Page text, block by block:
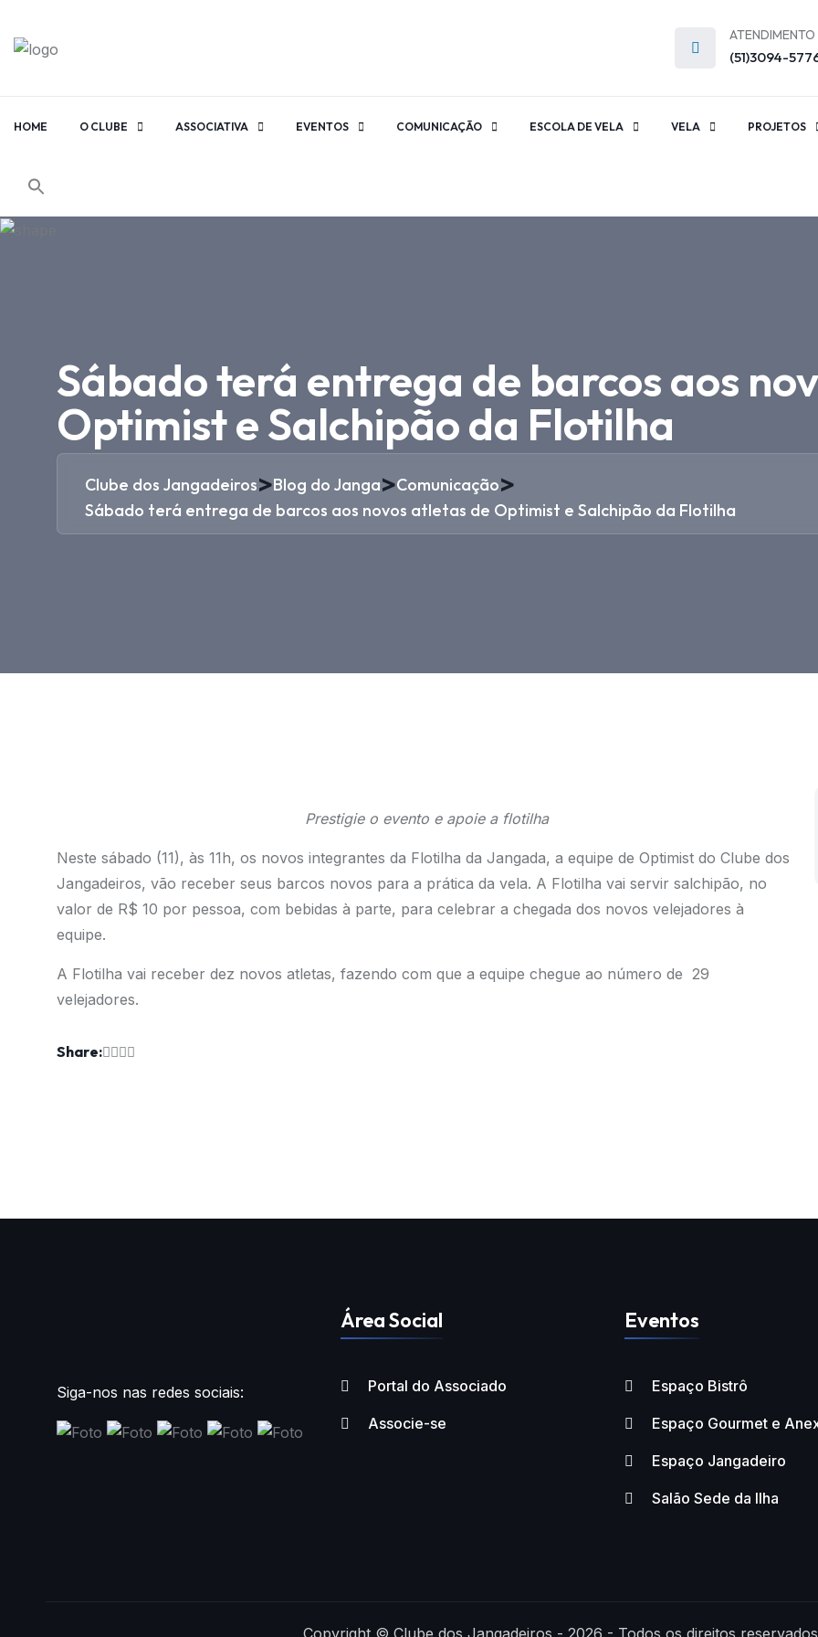
ATENDIMENTO
(51)3094-
HOME O CLUBE ASSOCIATIVA EVENTOS COMUNICAÇÃO ESCOLA DE VELA VELA PROJETOS
Sábado terá entrega de barcos aos
Optimist e Salchipão da Flotilha
Clube dos Jangadeiros>Blog do Janga>Comunicação>
Sábado terá entrega de barcos aos novos atletas de Optimist e Salchipão da Flotilha
Prestigie o evento e apoie a flotilha
Neste sábado (11), às 11h, os novos integrantes da Flotilha da Jangada, a equipe de Optimist do Clube dos
Jangadeiros, vão receber seus barcos novos para a prática da vela. A Flotilha vai servir salchipão, no
valor de R$ 10 por pessoa, com bebidas à parte, para celebrar a chegada dos novos velejadores à
equipe.
A Flotilha vai receber dez novos atletas, fazendo com que a equipe chegue ao número de 29
velejadores.
Share:
Siga-nos nas redes sociais:
Área Social
Portal do Associado
Associe-se
Eventos
Espaço Bistrô
Espaço Gourmet e
Espaço Jangadeiro
Salão Sede da Ilha
Copyright © Clube dos Jangadeiros - 2026 - Todos os direitos